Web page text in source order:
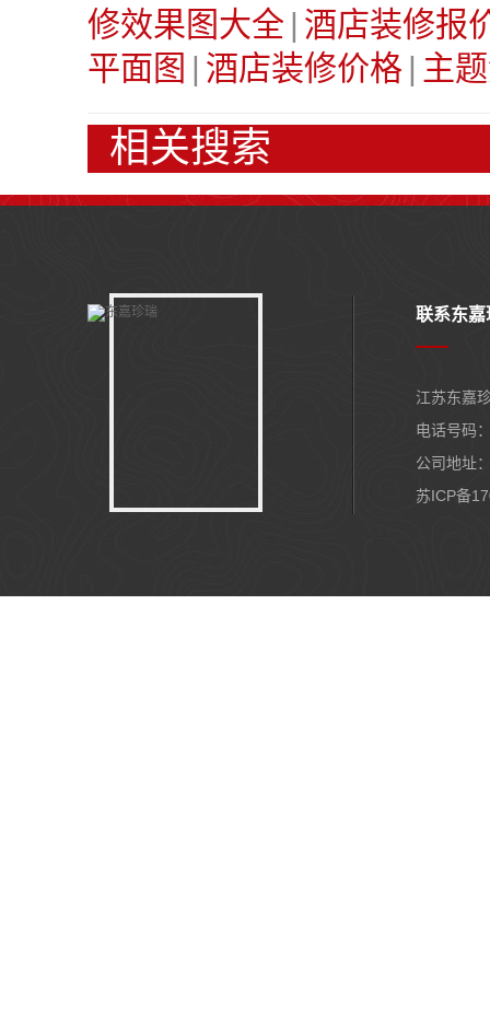
修效果图大全 | 酒店装修报
平面图 | 酒店装修价格 | 主
相关搜索
联系东嘉
江苏东嘉
电话号码
公司地址
苏ICP备